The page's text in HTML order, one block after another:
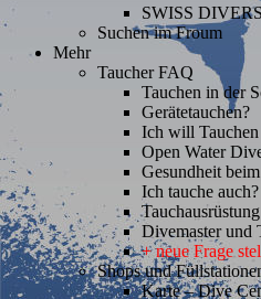
SWISS DIVERS
Suchen im Froum
Mehr
Taucher FAQ
Tauchen in der
Gerätetauchen?
Ich will Tauchen
Open Water
Gesundheit
Ich tauche auch?
Tauchausrüstung
Divemaster und
+ neue Frage
Shops und
Karte – Dive